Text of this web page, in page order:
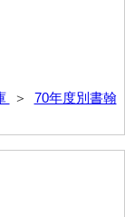
＞ 70年度別書翰